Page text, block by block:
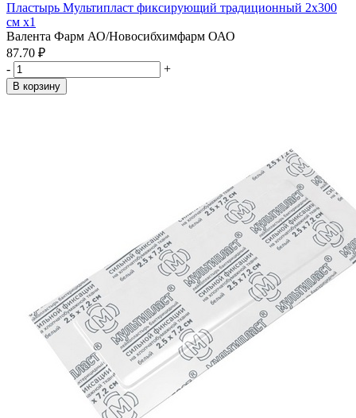
Пластырь Мультипласт фиксирующий традиционный 2х300
см x1
Валента Фарм АО/Новосибхимфарм ОАО
87.70 ₽
-
+
В корзину